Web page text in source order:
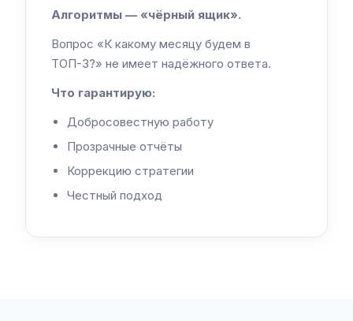
Алгоритмы — «чёрный ящик».
Вопрос «К какому месяцу будем в
ТОП-3?» не имеет надёжного ответа.
Что гарантирую:
Добросовестную работу
Прозрачные отчёты
Коррекцию стратегии
Честный подход